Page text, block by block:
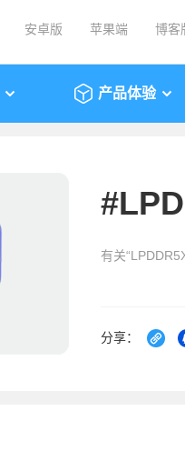
安卓版 苹果端 博客
产品体验
#
有关
分享：